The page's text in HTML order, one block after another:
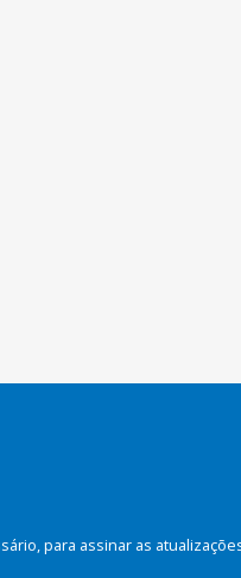
para assinar as